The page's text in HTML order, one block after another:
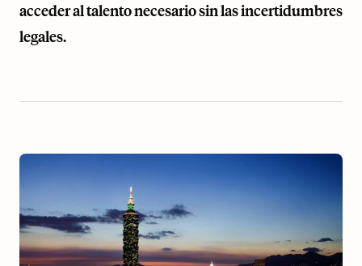
acceder al talento necesario sin las incertidumbres
legales.